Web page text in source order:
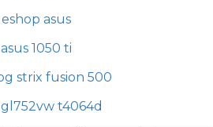
eshop asus
asus 1050 ti
strix fusion 500
gl752vw t4064d